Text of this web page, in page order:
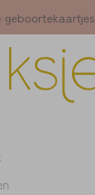
geboortekaartjes